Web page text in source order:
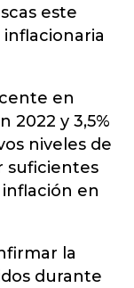
este
en
2022 y 3,5%
niveles de
suficientes
en
la
durante